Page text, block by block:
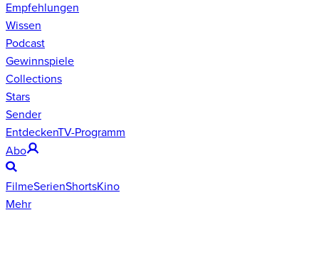
Empfehlungen
Wissen
Podcast
Gewinnspiele
Collections
Stars
Sender
EntdeckenTV-Programm
Abo
FilmeSerienShortsKino
Mehr